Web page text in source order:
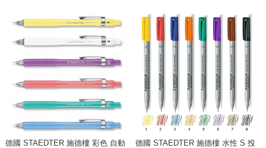
德國 STAEDTER 施德樓 彩色 自動
德國 STAEDTER 施德樓 水性 S 投